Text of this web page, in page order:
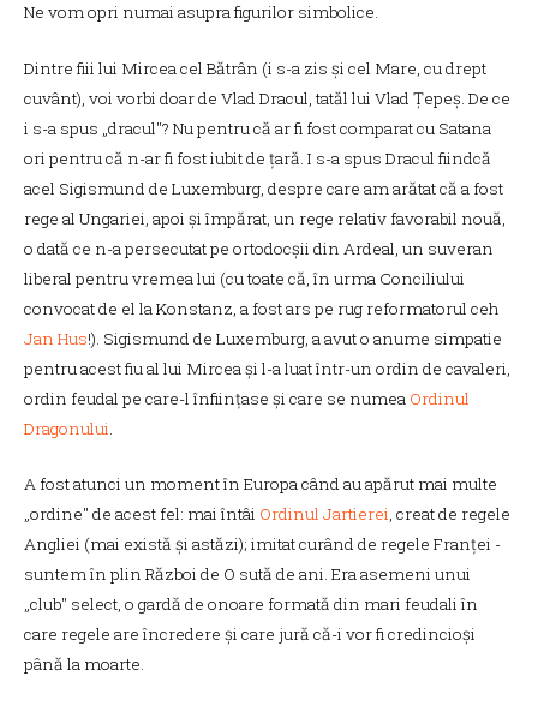
Ne vom opri numai asupra figurilor simbolice.
Dintre fiii lui Mircea cel Bătrân (i s-a zis și cel Mare, cu drept
cuvânt), voi vorbi doar de Vlad Dracul, tatăl lui Vlad Țepeș. De ce
i s-a spus „dracul"? Nu pentru că ar fi fost comparat cu Satana
ori pentru că n-ar fi fost iubit de țară. I s-a spus Dracul fiindcă
acel Sigismund de Luxemburg, despre care am arătat că a fost
rege al Ungariei, apoi și împărat, un rege relativ favorabil nouă,
o dată ce n-a persecutat pe ortodocșii din Ardeal, un suveran
liberal pentru vremea lui (cu toate că, în urma Conciliului
convocat de el la Konstanz, a fost ars pe rug reformatorul ceh
Jan Hus!). Sigismund de Luxemburg, a avut o anume simpatie
pentru acest fiu al lui Mircea și l-a luat într-un ordin de cavaleri,
ordin feudal pe care-l înființase și care se numea Ordinul
Dragonului.
A fost atunci un moment în Europa când au apărut mai multe
„ordine" de acest fel: mai întâi Ordinul Jartierei, creat de regele
Angliei (mai există și astăzi); imitat curând de regele Franței -
suntem în plin Război de O sută de ani. Era asemeni unui
„club" select, o gardă de onoare formată din mari feudali în
care regele are încredere și care jură că-i vor fi credincioși
până la moarte.